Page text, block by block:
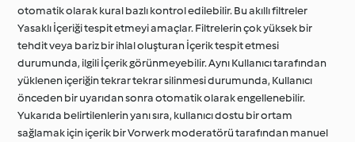
otomatik olarak kural bazlı kontrol edilebilir. Bu akıllı filtreler
Yasaklı İçeriği tespit etmeyi amaçlar. Filtrelerin çok yüksek bir
tehdit veya bariz bir ihlal oluşturan İçerik tespit etmesi
durumunda, ilgili İçerik görünmeyebilir. Aynı Kullanıcı tarafından
yüklenen içeriğin tekrar tekrar silinmesi durumunda, Kullanıcı
önceden bir uyarıdan sonra otomatik olarak engellenebilir.
Yukarıda belirtilenlerin yanı sıra, kullanıcı dostu bir ortam
sağlamak için içerik bir Vorwerk moderatörü tarafından manuel